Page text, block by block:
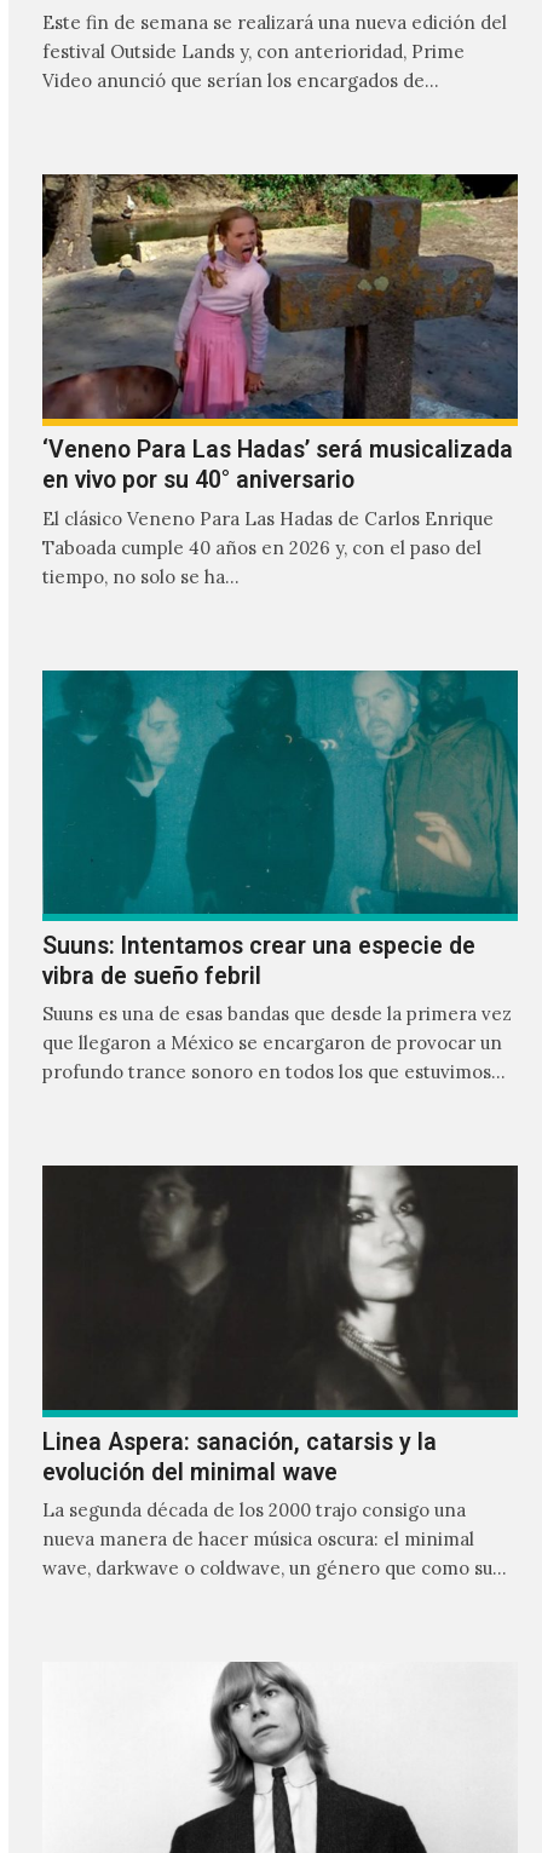
Este fin de semana se realizará una nueva edición del
festival Outside Lands y, con anterioridad, Prime
Video anunció que serían los encargados de
‘Veneno Para Las Hadas’ será musicalizada
en vivo por su 40° aniversario
El clásico Veneno Para Las Hadas de Carlos Enrique
Taboada cumple 40 años en 2026 y, con el paso del
tiempo, no solo se ha…
Suuns: Intentamos crear una especie de
vibra de sueño febril
Suuns es una de esas bandas que desde la primera vez
que llegaron a México se encargaron de provocar un
profundo trance sonoro en todos los que estuvimos
Linea Aspera: sanación, catarsis y la
evolución del minimal wave
La segunda década de los 2000 trajo consigo una
nueva manera de hacer música oscura: el minimal
wave, darkwave o coldwave, un género que como su